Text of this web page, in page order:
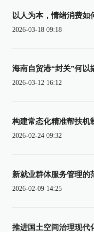
以人为本，情绪消费如
2026-03-18 09:18
海南自贸港“封关”何以
2026-03-12 16:12
构建常态化精准帮扶机
2026-02-24 09:32
新就业群体服务管理的
2026-02-09 14:25
推进国土空间治理现代